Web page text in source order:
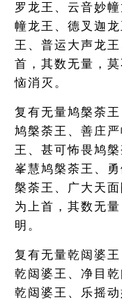
罗龙王、云音妙
幢龙王、德叉迦
王、普运大声龙
首，其数无量，
恼消灭。
复有无量鸠槃荼
鸠槃荼王、善庄
王、甚可怖畏鸠
峯慧鸠槃荼王、
槃荼王、广大天
为上首，其数无
明。
复有无量乾闼婆
乾闼婆王、净目
乾闼婆王、乐摇